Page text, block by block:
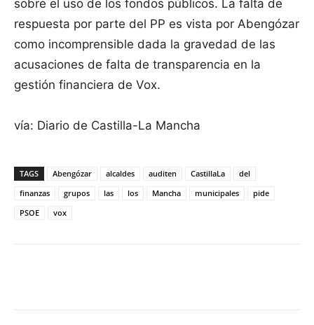
sobre el uso de los fondos públicos. La falta de
respuesta por parte del PP es vista por Abengózar
como incomprensible dada la gravedad de las
acusaciones de falta de transparencia en la
gestión financiera de Vox.
vía: Diario de Castilla-La Mancha
TAGS Abengózar alcaldes auditen CastillaLa
del
finanzas
grupos las los Mancha municipales
pide
PSOE
vox